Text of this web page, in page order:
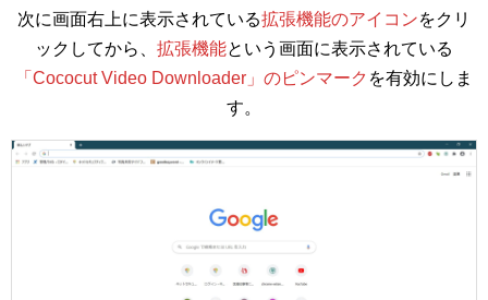
次に画面右上に表示されている拡張機能のアイコンをクリ
ックしてから、 拡張機能という画面に表示されている
「Cococut Video Downloader」のピンマーク を有効にしま
す。